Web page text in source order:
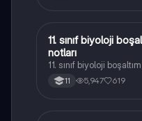
Biyoloji
11. sınıf biyoloji
notları
11. sınıf biyoloji
11 5,947 619